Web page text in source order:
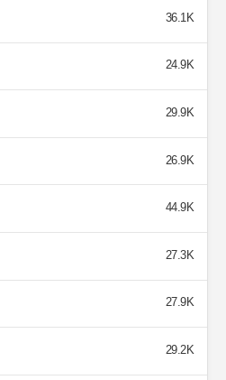
36.1K
24.9K
29.9K
26.9K
44.9K
27.3K
27.9K
29.2K